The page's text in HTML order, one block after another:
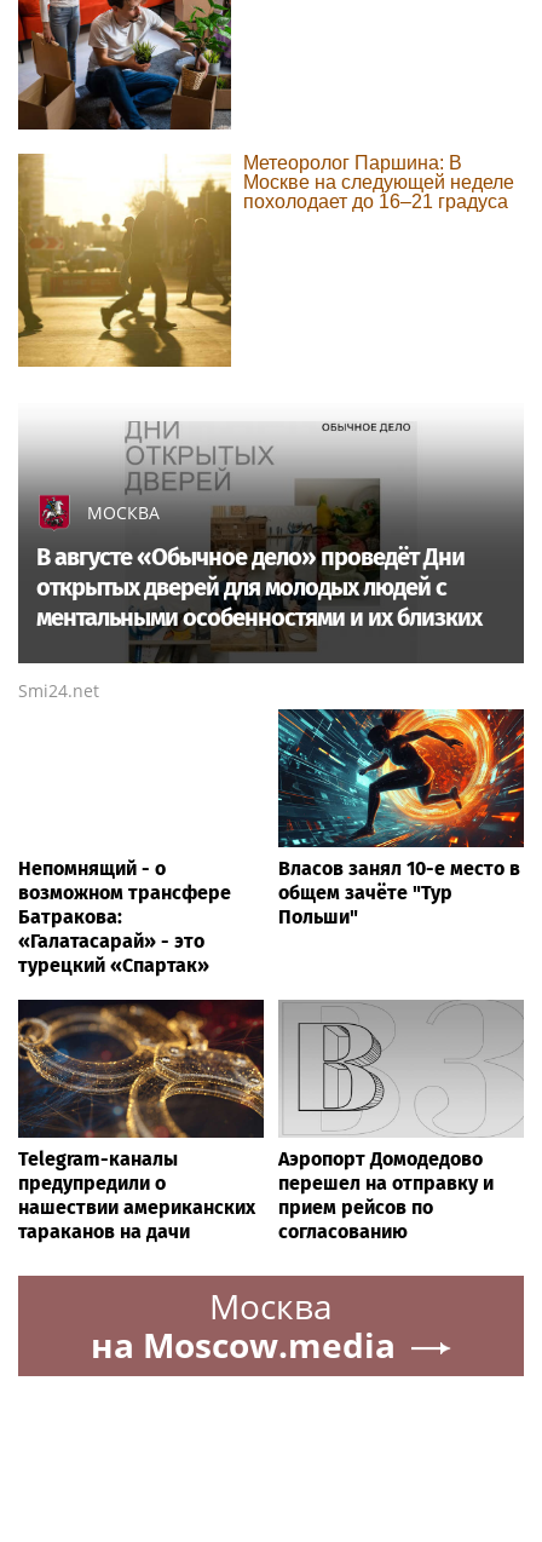
Метеоролог Паршина: В
Москве на следующей неделе
похолодает до 16–21 градуса
МОСКВА
В августе «Обычное дело» проведёт Дни
открытых дверей для молодых людей с
ментальными особенностями и их близких
Smi24.net
Непомнящий - о
возможном трансфере
Батракова:
«Галатасарай» - это
турецкий «Спартак»
Власов занял 10-е место в
общем зачёте "Тур
Польши"
Telegram-каналы
предупредили о
нашествии американских
тараканов на дачи
Аэропорт Домодедово
перешел на отправку и
прием рейсов по
согласованию
Москва
на Moscow.media